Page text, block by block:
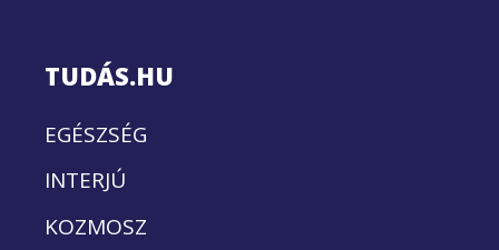
TUDÁS.HU
EGÉSZSÉG
INTERJÚ
KOZMOSZ